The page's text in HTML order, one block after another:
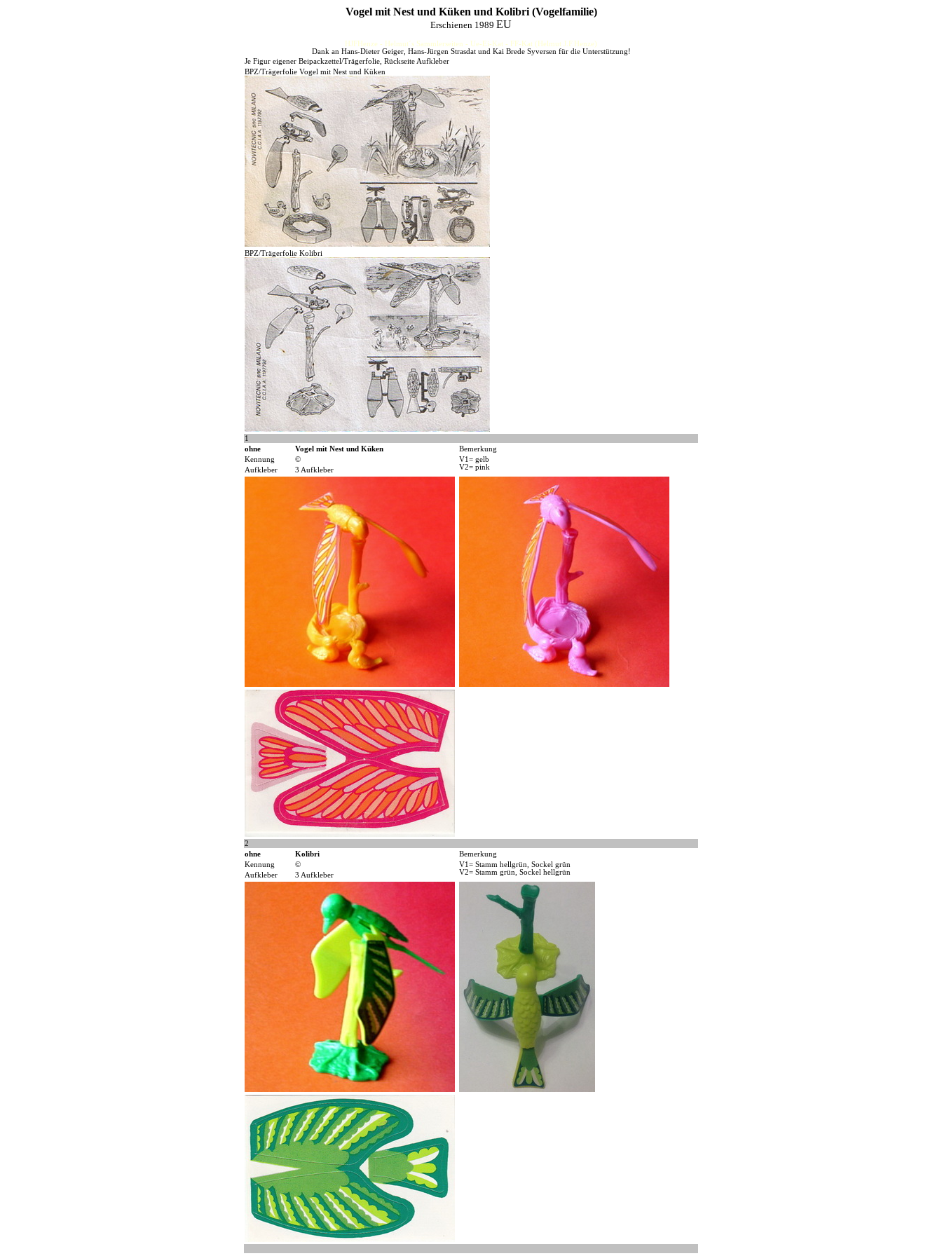
Vogel mit Nest und Küken und Kolibri (Vogelfamilie)
Erschienen 1989 EU
HJFHenze - Helmut´s Sammlerseiten - Ue-Ei-Kat - FF-Kat (Helmut J.F.Henze)
Dank an Hans-Dieter Geiger, Hans-Jürgen Strasdat und Kai Brede Syversen für die Unterstützung!
Je Figur eigener Beipackzettel/Trägerfolie, Rückseite Aufkleber
BPZ/Trägerfolie Vogel mit Nest und Küken
BPZ/Trägerfolie Kolibri
1
ohne
Vogel mit Nest und Küken
Bemerkung
Kennung
©
V1= gelb
V2= pink
Aufkleber 3 Aufkleber
2
ohne
Kolibri
Bemerkung
Kennung
©
V1= Stamm hellgrün, Sockel grün
V2= Stamm grün, Sockel hellgrün
Aufkleber 3 Aufkleber